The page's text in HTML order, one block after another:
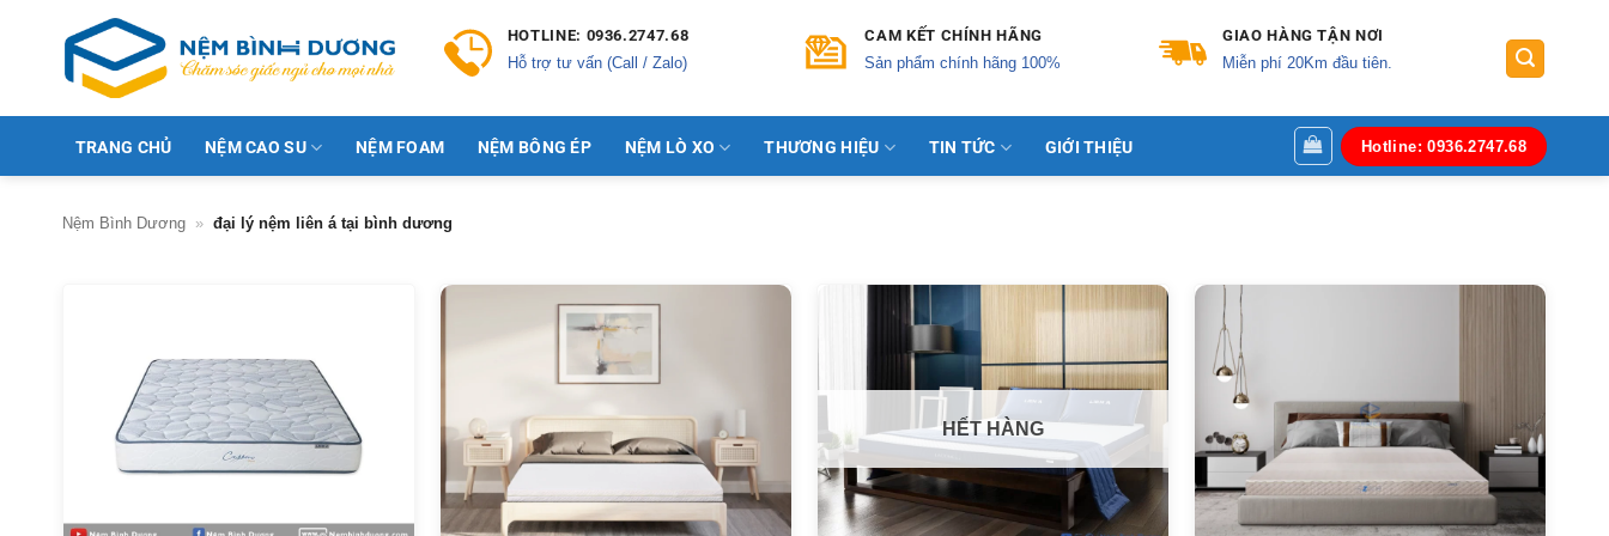
HOTLINE: 0936.2747.68
Hỗ trợ tư vấn (Call / Zalo)
CAM KẾT CHÍNH HÃNG
Sản phẩm chính hãng 100%
GIAO HÀNG TẬN NƠI
Miễn phí 20Km đầu tiên.
TRANG CHỦ NỆM CAO SU NỆM FOAM NỆM BÔNG ÉP NỆM LÒ XO THƯƠNG HIỆU TIN TỨC GIỚI THIỆU Hotline: 0936.2747.68
Nệm Bình Dương » đại lý nệm liên á tại bình dương
HẾT HÀNG